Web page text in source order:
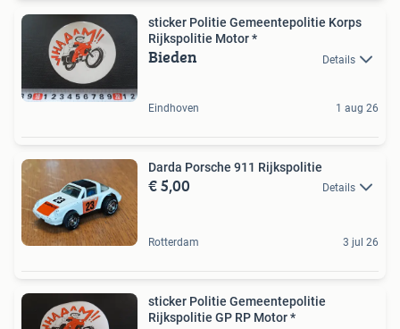
sticker Politie Gemeentepolitie Korps
Rijkspolitie Motor *
Bieden Details
Eindhoven 1 aug 26
Darda Porsche 911 Rijkspolitie
€ 5,00 Details
Rotterdam 3 jul 26
sticker Politie Gemeentepolitie
Rijkspolitie GP RP Motor *